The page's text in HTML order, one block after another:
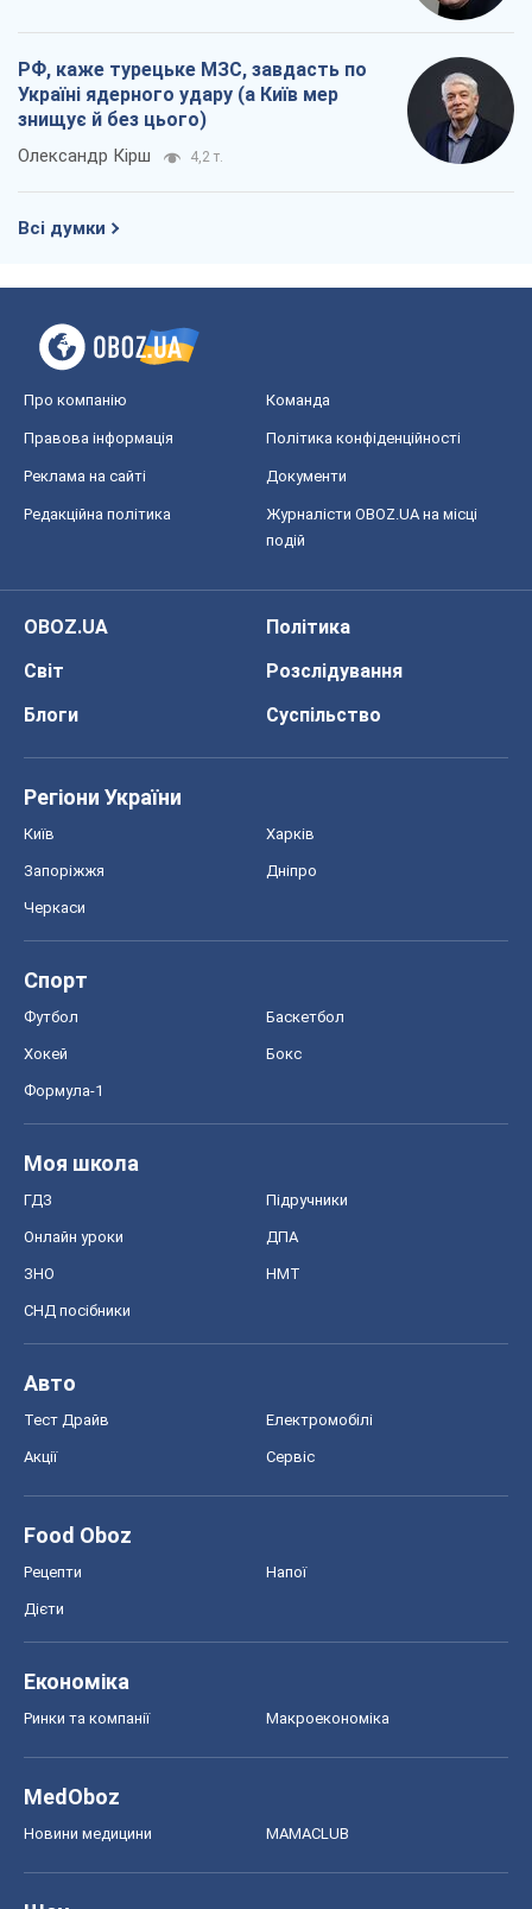
РФ, каже турецьке МЗС, завдасть по
Україні ядерного удару (а Київ мер
знищує й без цього)
Олександр Кірш 4,2 т.
Всі думки
Про компанію Команда
Правова інформація Політика конфіденційності
Реклама на сайті Документи
Редакційна політика
Журналісти OBOZ.UA на місці
подій
OBOZ.UA
Політика
Світ
Розслідування
Блоги
Суспільство
Регіони України
Київ Харків
Запоріжжя Дніпро
Черкаси
Спорт
Футбол Баскетбол
Хокей Бокс
Формула-1
Моя школа
ГДЗ Підручники
Онлайн уроки ДПА
ЗНО НМТ
СНД посібники
Авто
Тест Драйв Електромобілі
Акції Сервіс
Food Oboz
Рецепти Напої
Дієти
Економіка
Ринки та компанії Макроекономіка
MedOboz
Новини медицини MAMACLUB